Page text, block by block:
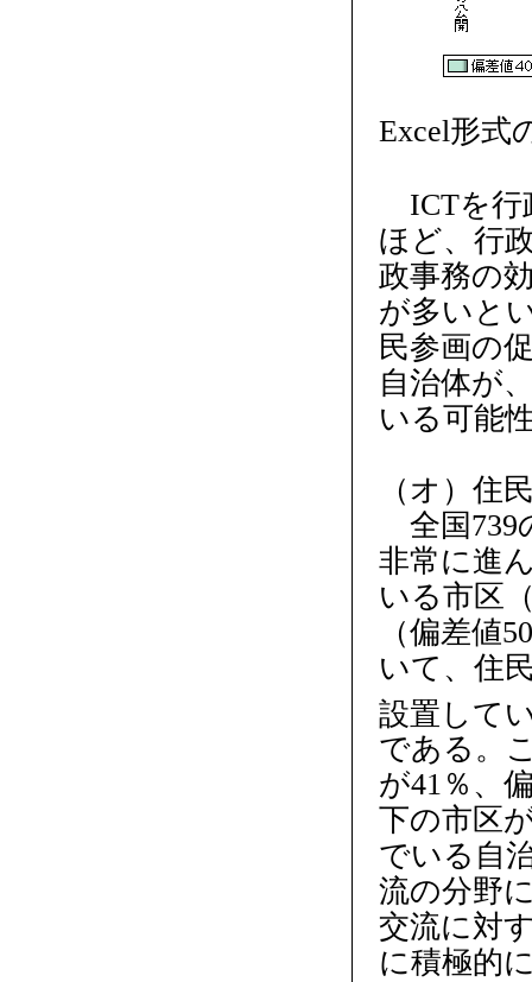
Excel形式
ICTを行
ほど、行
政事務の
が多いと
民参画の
自治体が
いる可能
（オ）住
全国739
非常に進
いる市区
（偏差値
いて、住
設置して
である。
が41％、
下の市区
でいる自
流の分野
交流に対
に積極的